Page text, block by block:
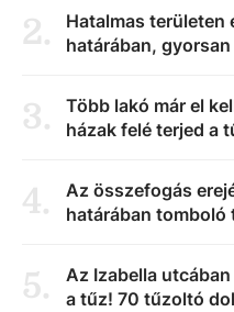
2.
Hatalmas területen
határában,
3.
Több lakó már el
házak felé terjed a
4.
Az összefogás
határában tomboló
5.
Az Izabella
a tűz! 70 tűzoltó